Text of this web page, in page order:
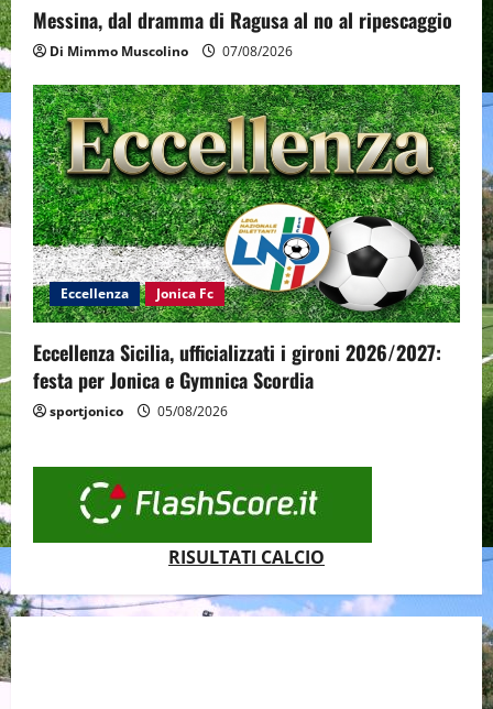
Messina, dal dramma di Ragusa al no al ripescaggio
Di Mimmo Muscolino 07/08/2026
Eccellenza Jonica Fc
Eccellenza Sicilia, ufficializzati i gironi 2026/2027:
festa per Jonica e Gymnica Scordia
sportjonico 05/08/2026
RISULTATI CALCIO